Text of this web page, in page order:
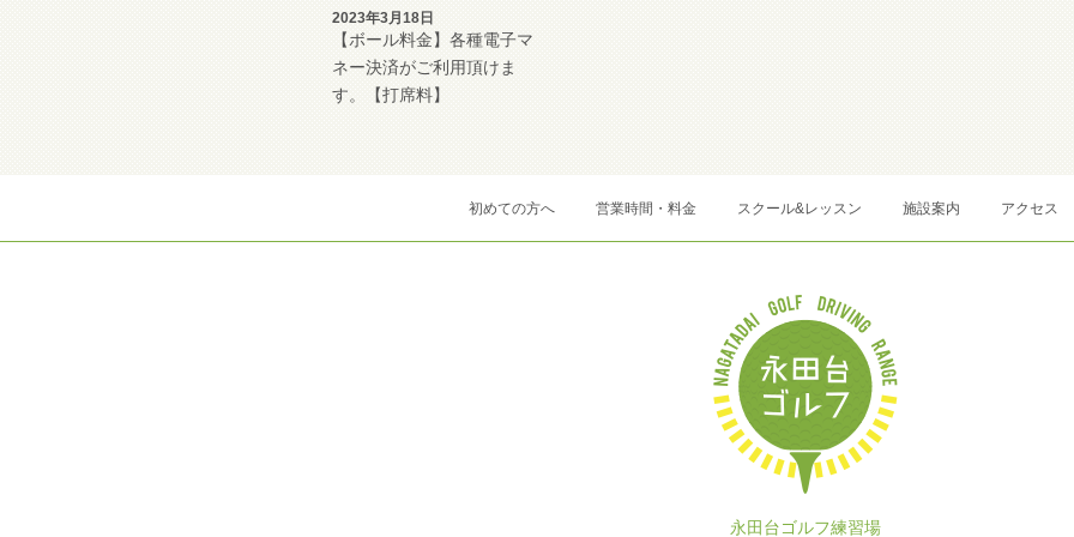
2023年3月18日
【ボール料金】各種電子マ
ネー決済がご利用頂けま
す。【打席料】
初めての方へ 営業時間・料金 スクール&レッスン 施設案内 アクセス
永田台ゴルフ練習場